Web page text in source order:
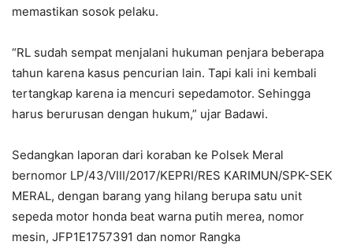
memastikan sosok pelaku.
“RL sudah sempat menjalani hukuman penjara beberapa
tahun karena kasus pencurian lain. Tapi kali ini kembali
tertangkap karena ia mencuri sepedamotor. Sehingga
harus berurusan dengan hukum,” ujar Badawi.
Sedangkan laporan dari koraban ke Polsek Meral
bernomor LP/43/VIII/2017/KEPRI/RES KARIMUN/SPK-SEK
MERAL, dengan barang yang hilang berupa satu unit
sepeda motor honda beat warna putih merea, nomor
mesin, JFP1E1757391 dan nomor Rangka